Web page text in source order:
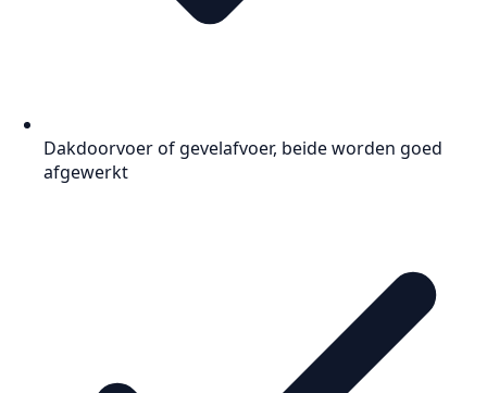
Dakdoorvoer of gevelafvoer, beide worden goed
afgewerkt